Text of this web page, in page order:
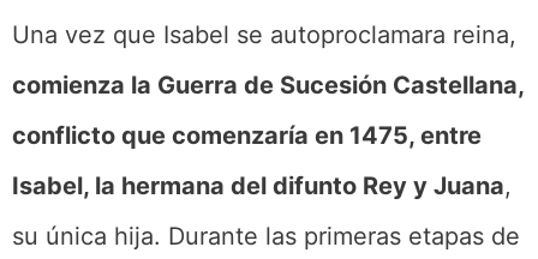
Una vez que Isabel se autoproclamara reina,
comienza la Guerra de Sucesión Castellana,
conflicto que comenzaría en 1475, entre
Isabel, la hermana del difunto Rey y Juana,
su única hija. Durante las primeras etapas de